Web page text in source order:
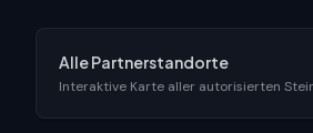
Alle Partnerstandorte
Interaktive Karte aller autorisierten